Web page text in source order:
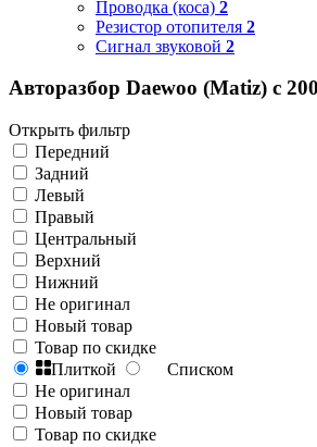
Проводка (коса) 2
Резистор отопителя 2
Сигнал звуковой 2
Авторазбор Daewoo (Matiz) с
Открыть фильтр
Передний
Задний
Левый
Правый
Центральный
Верхний
Нижний
Не оригинал
Новый товар
Товар по скидке
Плиткой
Списком
Не оригинал
Новый товар
Товар по скидке